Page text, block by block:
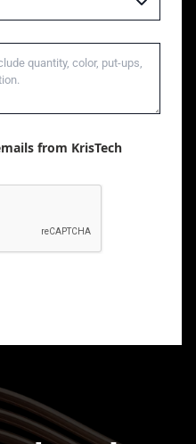
from KrisTech